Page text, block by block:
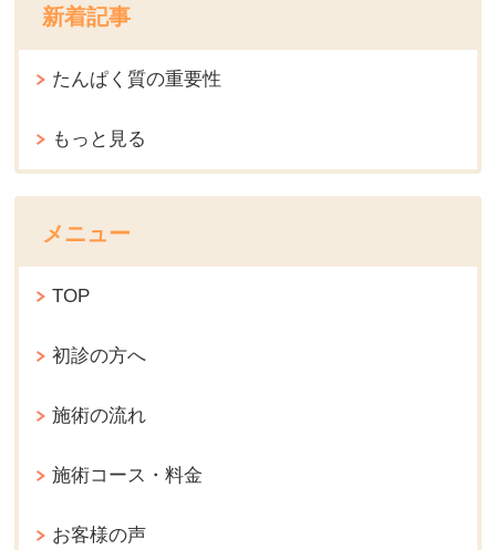
新着記事
たんぱく質の重要性
もっと見る
メニュー
TOP
初診の方へ
施術の流れ
施術コース・料金
お客様の声